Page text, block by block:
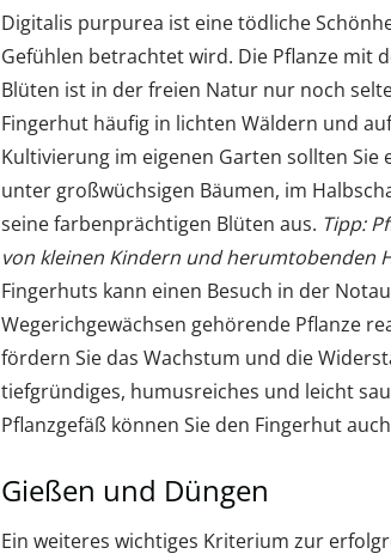
Digitalis purpurea ist eine tödliche
Gefühlen betrachtet wird. Die Pflanze mit
Blüten ist in der freien Natur nur noch
Fingerhut häufig in lichten Wäldern und
Kultivierung im eigenen Garten sollten
unter großwüchsigen Bäumen, im
seine farbenprächtigen Blüten aus. Tipp:
von kleinen Kindern und herumtobenden
Fingerhuts kann einen Besuch in der
Wegerichgewächsen gehörende Pflanze
fördern Sie das Wachstum und die
tiefgründiges, humusreiches und leicht
Pflanzgefäß können Sie den Fingerhut
Gießen und Düngen
Ein weiteres wichtiges Kriterium zur